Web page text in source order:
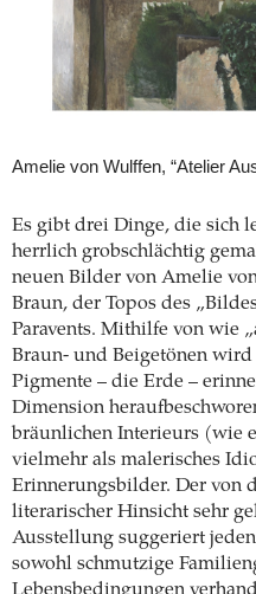
Amelie von Wulffen, “Atelier
Es gibt drei Dinge, die sich
herrlich grobschlächtig
neuen Bilder von Amelie
Braun, der Topos des
Paravents. Mithilfe von wie
Braun- und Beigetönen
Pigmente – die Erde –
Dimension
bräunlichen Interieurs (wie
vielmehr als malerisches
Erinnerungsbilder. Der von
literarischer Hinsicht sehr
Ausstellung suggeriert
sowohl schmutzige